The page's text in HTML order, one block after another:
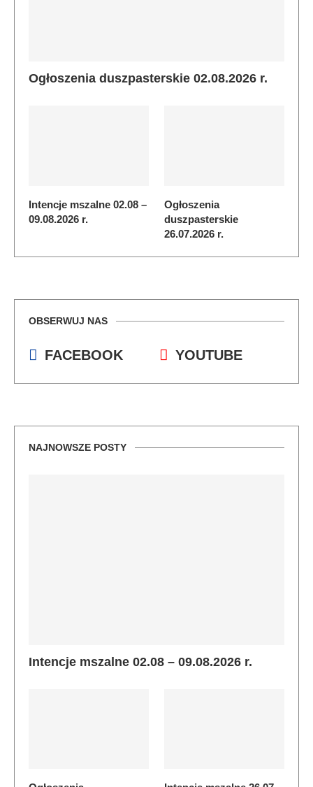
Ogłoszenia duszpasterskie 02.08.2026 r.
Intencje mszalne 02.08 –
09.08.2026 r.
Ogłoszenia
duszpasterskie
26.07.2026 r.
OBSERWUJ NAS
FACEBOOK YOUTUBE
NAJNOWSZE POSTY
Intencje mszalne 02.08 – 09.08.2026 r.